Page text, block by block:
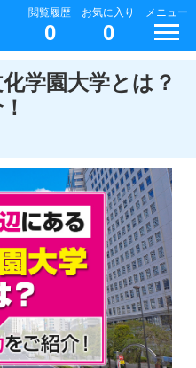
閲覧履歴
0
お気に入り
0
メニュー
学園大学とは？